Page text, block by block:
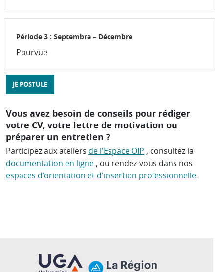
Période 3 : Septembre – Décembre
Pourvue
JE POSTULE
Vous avez besoin de conseils pour rédiger
votre CV, votre lettre de motivation ou
préparer un entretien ?
Participez aux ateliers de l'Espace OIP , consultez la
documentation en ligne , ou rendez-vous dans nos
espaces d'orientation et d'insertion professionnelle.